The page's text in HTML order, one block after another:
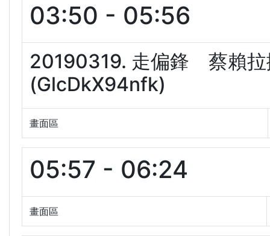
03:50 - 05:56
20190319. 走偏鋒 蔡賴
(GlcDkX94nfk)
畫面區
05:57 - 06:24
畫面區